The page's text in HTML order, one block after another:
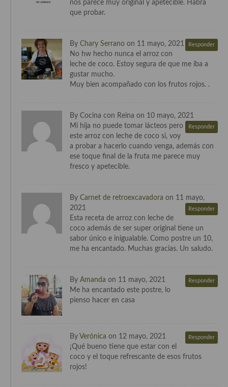
Cocina Azerí (Azerbaiyán)
Cocina de Tunez
Cocina Oriental
Cocina Japonesa
Cocina Vietnamita
Cocina camboyana
Cocina HIndú
Cocina China
Cocina del Pacifico
Cocina de Madagascar
Cocina Africana
Cocina Sudafrinaca
Cocina del Congo
nos parece muy original y apetecible. Habrá
que probar.
By Chary Serrano on 11 mayo, 2021 Responder
No hw hecho nunca el arroz con
leche de coco. Estoy segura de que me iba a
gustar mucho.
Muy bien acompañado con los frutos rojos. .
By Cocina con Reina on 10 mayo, 2021
Responder
Mi hija no puede tomar lácteos pero
este arroz con leche de coco si, voy
a probar a hacerlo cuando venga, además con
ese toque final de la fruta me parece muy
fresco y apetecible.
By Carnet de retroexcavadora on 11 mayo,
2021
Responder
Esta receta de arroz con leche de
coco además de ser super original tiene un
sabor único e inigualable. Como postre un 10,
me ha encantado. Muchas gracias. Un saludo.
By Amanda on 11 mayo, 2021 Responder
Me ha encantado este postre, lo
pienso hacer en casa
By Verónica on 12 mayo, 2021 Responder
¡Qué bueno tiene que estar con el
coco y el toque refrescante de esos frutos
rojos!